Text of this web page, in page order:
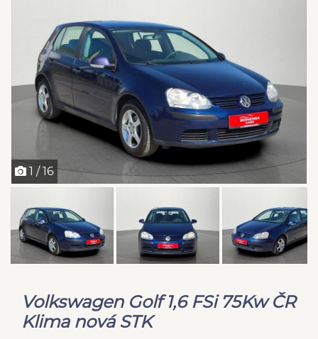
1 / 16
Volkswagen Golf 1,6 FSi 75Kw ČR
Klima nová STK